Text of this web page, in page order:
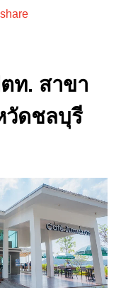
ท. สาขา
วัดชลบุรี